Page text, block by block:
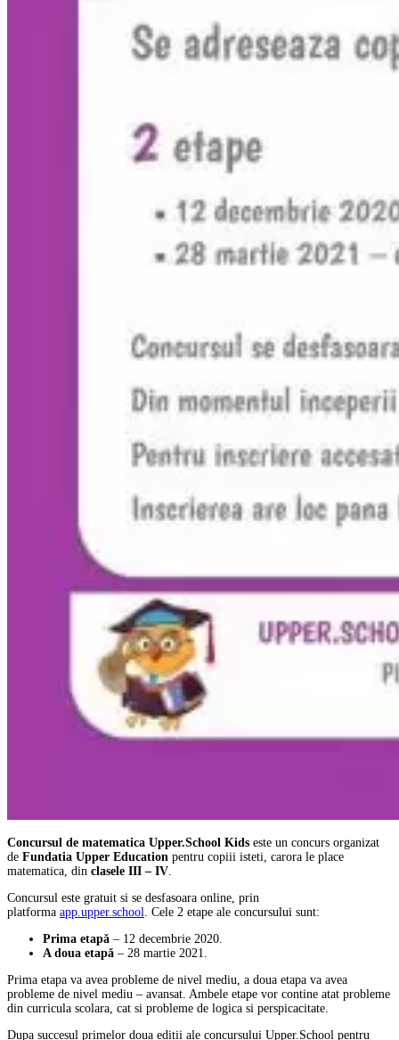
Concursul de matematica Upper.School Kids este un concurs organizat
de Fundatia Upper Education pentru copiii isteti, carora le place
matematica, din clasele III – IV
Concursul este gratuit si se desfasoara online, prin
platforma app.upper.school . Cele 2 etape ale concursului sunt:
Prima etapă – 12 decembrie 2020.
A doua etapă – 28 martie 2021.
Prima etapa va avea probleme de nivel mediu, a doua etapa va avea
probleme de nivel mediu – avansat. Ambele etape vor contine atat probleme
din curricula scolara, cat si probleme de logica si perspicacitate.
Dupa succesul primelor doua editii ale concursului Upper.School pentru